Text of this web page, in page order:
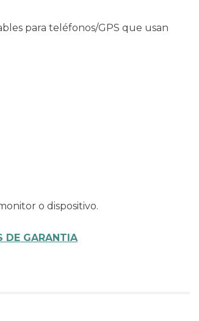
para teléfonos/GPS que usan
o dispositivo.
DE GARANTIA